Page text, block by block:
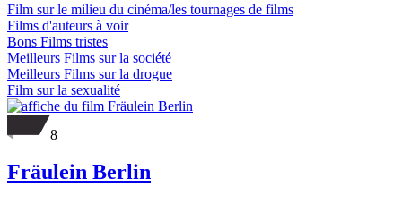
Film sur le milieu du cinéma/les tournages de films
Films d'auteurs à voir
Bons Films tristes
Meilleurs Films sur la société
Meilleurs Films sur la drogue
Film sur la sexualité
8
Fräulein Berlin